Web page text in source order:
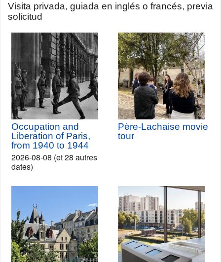
Visita privada, guiada en inglés o francés, previa
solicitud
Occupation and
Liberation of Paris,
from 1940 to 1944
2026-08-08 (et 28 autres
dates)
Père-Lachaise movie
tour